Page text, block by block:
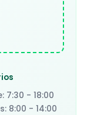
7:30 - 18:00
8:00 - 14:00